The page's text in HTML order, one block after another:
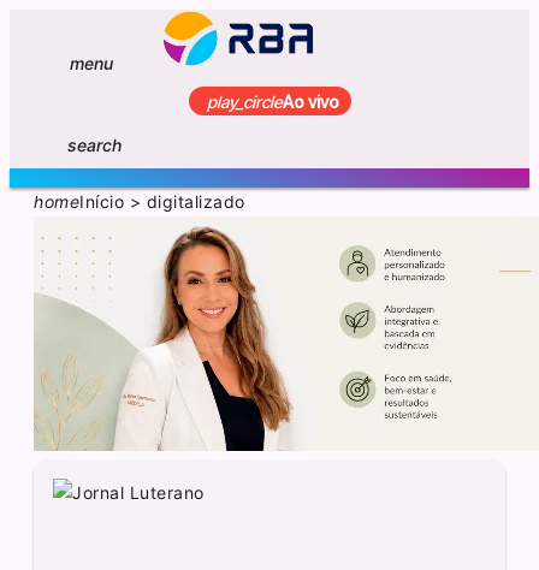
menu
play_circleAo vivo
search
homeInício > digitalizado